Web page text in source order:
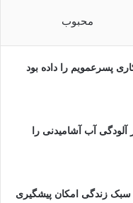
محبوب
پسرعمویم را داده بود
آب آشامیدنی را
زندگی امکان پیشگیری